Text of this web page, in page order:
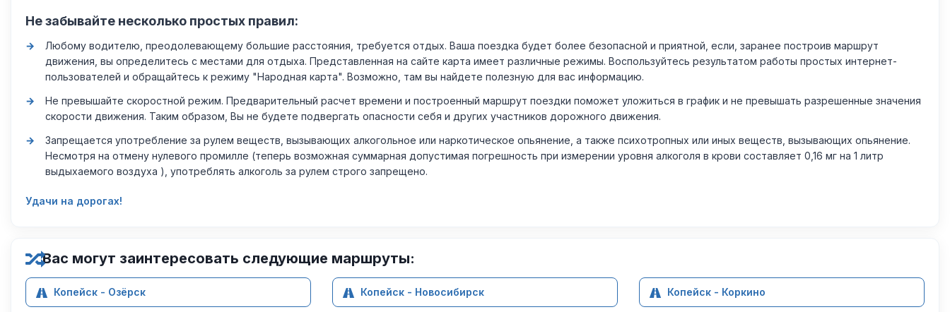
Не забывайте несколько простых правил:
Любому водителю, преодолевающему большие расстояния, требуется отдых. Ваша поездка будет более безопасной и приятной, если, заранее построив маршрут
движения, вы определитесь с местами для отдыха. Представленная на сайте карта имеет различные режимы. Воспользуйтесь результатом работы простых интернет-
пользователей и обращайтесь к режиму "Народная карта". Возможно, там вы найдете полезную для вас информацию.
Не превышайте скоростной режим. Предварительный расчет времени и построенный маршрут поездки поможет уложиться в график и не превышать разрешенные значения
скорости движения. Таким образом, Вы не будете подвергать опасности себя и других участников дорожного движения.
Запрещается употребление за рулем веществ, вызывающих алкогольное или наркотическое опьянение, а также психотропных или иных веществ, вызывающих опьянение.
Несмотря на отмену нулевого промилле (теперь возможная суммарная допустимая погрешность при измерении уровня алкоголя в крови составляет 0,16 мг на 1 литр
выдыхаемого воздуха ), употреблять алкоголь за рулем строго запрещено.
Удачи на дорогах!
Вас могут заинтересовать следующие маршруты:
Копейск - Озёрск Копейск - Новосибирск Копейск - Коркино